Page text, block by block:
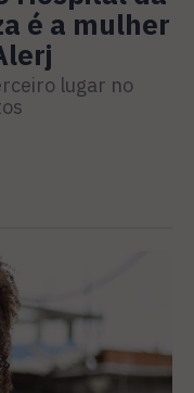
é a mulher
lugar no